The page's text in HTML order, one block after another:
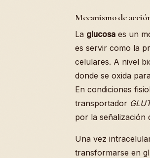
Mecanismo de
La glucosa es un
es servir como la
celulares. A nivel
donde se oxida
En condiciones
transportador
por la señalización
Una vez
transformarse en